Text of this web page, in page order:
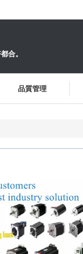
合。
品質管理